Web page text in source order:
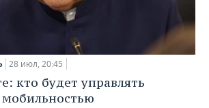
28 июл, 20:45
кто будет управлять